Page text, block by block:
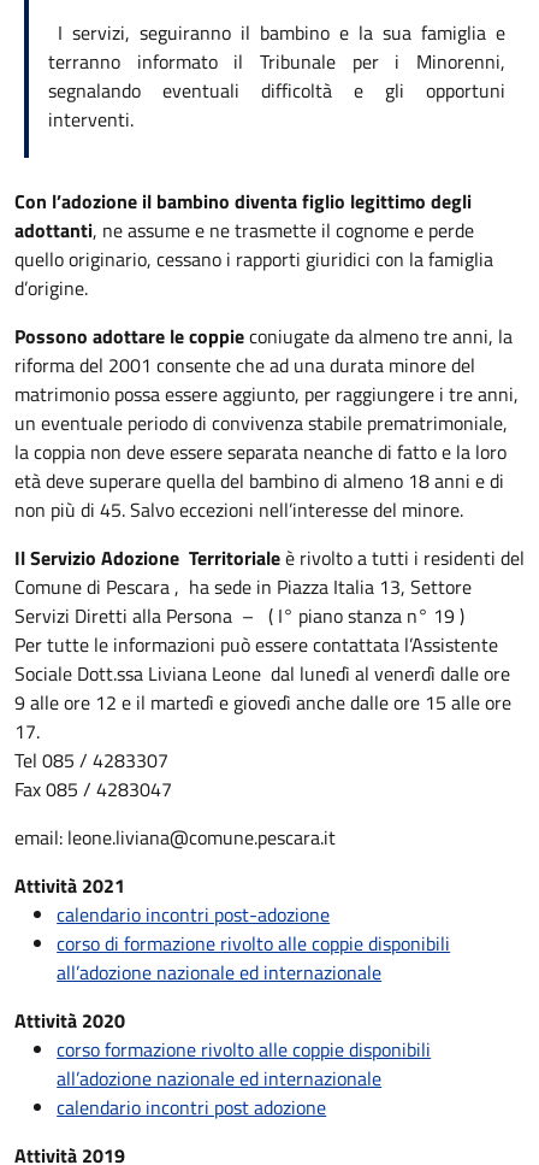
I servizi, seguiranno il bambino e la sua famiglia e
terranno informato il Tribunale per i Minorenni,
segnalando eventuali difficoltà e gli opportuni
interventi.
Con l’adozione il bambino diventa figlio legittimo degli
adottanti, ne assume e ne trasmette il cognome e perde
quello originario, cessano i rapporti giuridici con la famiglia
d’origine.
Possono adottare le coppieconiugate da almeno tre anni, la
riforma del 2001 consente che ad una durata minore del
matrimonio possa essere aggiunto, per raggiungere i tre anni,
un eventuale periodo di convivenza stabile prematrimoniale,
la coppia non deve essere separata neanche di fatto e la loro
età deve superare quella del bambino di almeno 18 anni e di
non più di 45. Salvo eccezioni nell’interesse del minore.
Il Servizio Adozione Territorialeè rivolto a tutti i residenti del
Comune di Pescara , ha sede in Piazza Italia 13, Settore
Servizi Diretti alla Persona – ( I° piano stanza n° 19 )
Per tutte le informazioni può essere contattata l’Assistente
Sociale Dott.ssa Liviana Leone dal lunedì al venerdì dalle ore
9 alle ore 12 e il martedì e giovedì anche dalle ore 15 alle ore
17.
Tel 085 / 4283307
Fax 085 / 4283047
email: leone.liviana@comune.pescara.it
Attività 2021
calendario incontri post-adozione
corso di formazione rivolto alle coppie disponibili
all’adozione nazionale ed internazionale
Attività 2020
corso formazione rivolto alle coppie disponibili
all’adozione nazionale ed internazionale
calendario incontri post adozione
Attività 2019